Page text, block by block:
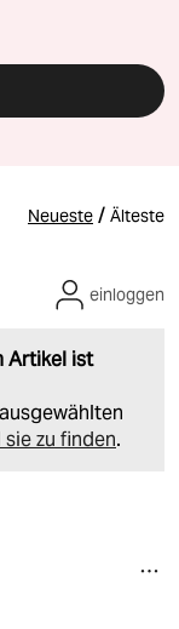
Neueste / Älteste
Artikel ist
zu finden.
einloggen